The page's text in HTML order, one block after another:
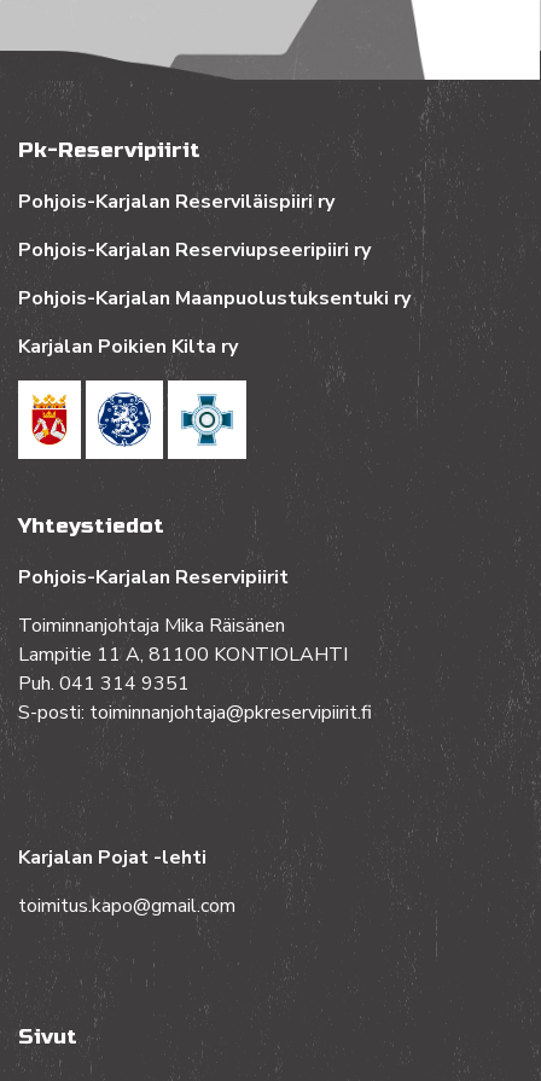
Pk-Reservipiirit
Pohjois-Karjalan Reserviläispiiri ry
Pohjois-Karjalan Reserviupseeripiiri ry
Pohjois-Karjalan Maanpuolustuksentuki ry
Karjalan Poikien Kilta ry
Yhteystiedot
Pohjois-Karjalan Reservipiirit
Toiminnanjohtaja Mika Räisänen
Lampitie 11 A, 81100 KONTIOLAHTI
Puh. 041 314 9351
S-posti: toiminnanjohtaja@pkreservipiirit.fi
Karjalan Pojat -lehti
toimitus.kapo@gmail.com
Sivut